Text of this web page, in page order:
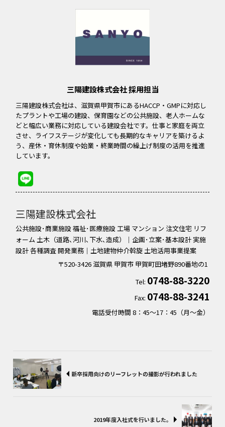
三陽建設株式会社 採用担当
三陽建設株式会社は、滋賀県甲賀市にあるHACCP・GMPに対応し
たプラントや工場の建設、保育園などの公共施設、老人ホームな
どと幅広い業務に対応している建設会社です。仕事と家庭を両立
させ、ライフステージが変化しても長期的なキャリアを築けるよ
う、産休・育休制度や始業・終業時間の繰上げ制度の活用を推進
しています。
三陽建設株式会社
公共施設･商業施設 福祉･医療施設 工場 マンション 注文住宅 リフ
ォーム 土木（道路､河川､下水､造成）｜企画･立案･基本設計 実施
設計 各種調査 開発業務｜土地建物仲介斡旋 土地活用事業提案
〒520-3426 滋賀県 甲賀市 甲賀町田堵野890番地の1
Tel: 0748-88-3220
Fax: 0748-88-3241
電話受付時間 8：45～17：45（月〜金）
新卒採用向けのリーフレットの撮影が行われました
2019年度入社式を行いました。